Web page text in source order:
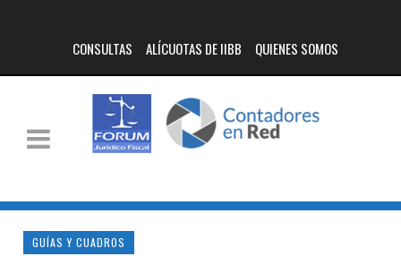
CONSULTAS ALÍCUOTAS DE IIBB QUIENES SOMOS
GUÍAS Y CUADROS